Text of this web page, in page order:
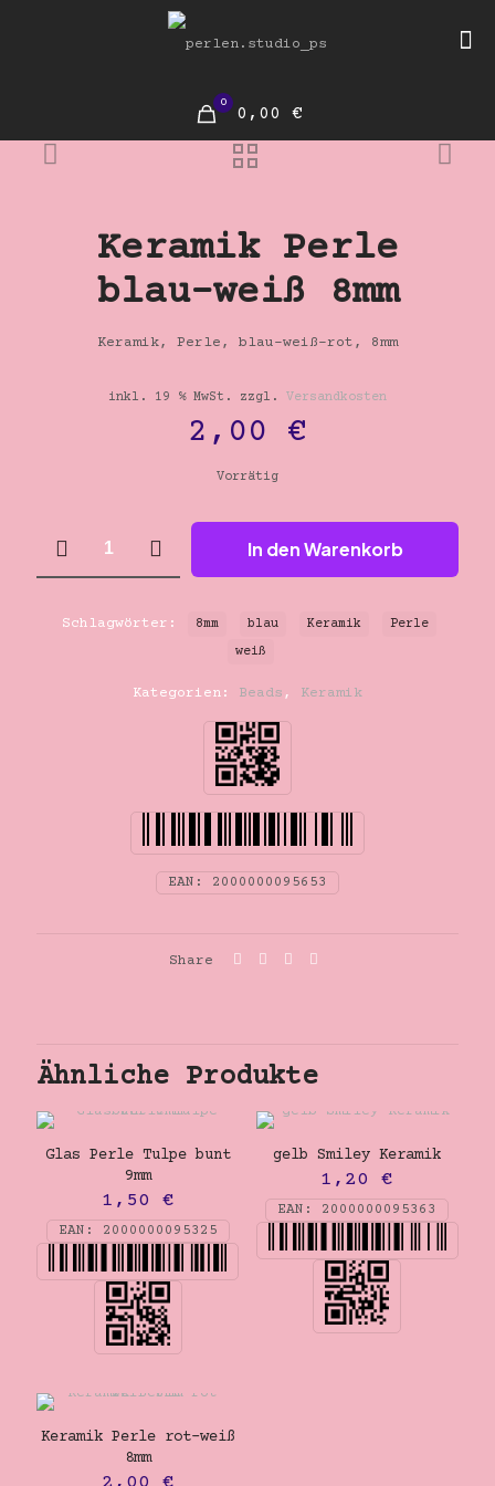
0
0,00 €
Keramik Perle
blau-weiß 8mm
Keramik, Perle, blau-weiß-rot, 8mm
inkl. 19 % MwSt. zzgl. Versandkosten
2,00 €
Vorrätig
In den Warenkorb
EAN: 2000000095653
Kategorien: Beads , Keramik
Schlagwörter: 8mm blau Keramik
Perle
weiß
Share
Ähnliche Produkte
Glas Perle Tulpe bunt
9mm
1,50 €
EAN: 2000000095325
gelb Smiley Keramik
1,20€
EAN: 2000000095363
Keramik Perle rot-weiß
8mm